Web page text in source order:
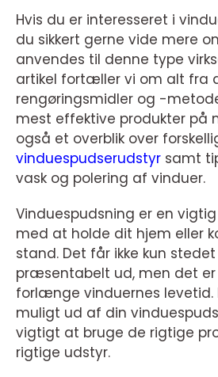
Hvis du er interesseret i
du sikkert gerne vide mere
anvendes til denne type
artikel fortæller vi om alt fra
rengøringsmidler og -
mest effektive produkter på
også et overblik over
vinduespudserudstyr samt
vask og polering af vinduer.
Vinduespudsning er en
med at holde dit hjem eller
stand. Det får ikke kun
præsentabelt ud, men det
forlænge vinduernes levetid.
muligt ud af din
vigtigt at bruge de rigtige
rigtige udstyr.